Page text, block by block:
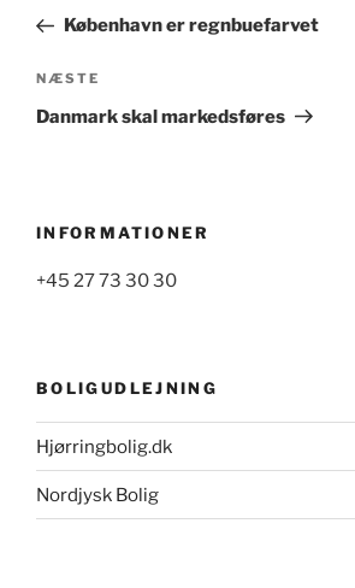
indlægKøbenhavn er regnbuefarvet
Næste
indlæg
NÆSTE
Danmark skal markedsføres
INFORMATIONER
+45 27 73 30 30
BOLIGUDLEJNING
Hjørringbolig.dk
Nordjysk Bolig